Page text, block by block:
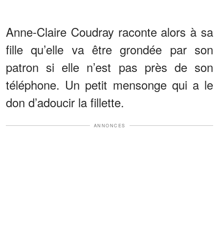
Anne-Claire Coudray raconte alors à sa
fille qu’elle va être grondée par son
patron si elle n’est pas près de son
téléphone. Un petit mensonge qui a le
don d’adoucir la fillette.
ANNONCES